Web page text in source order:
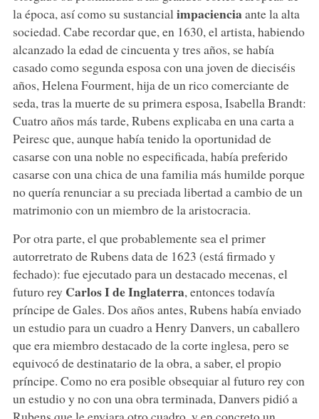
la época, así como su sustancial impacienciaante la alta
sociedad. Cabe recordar que, en 1630, el artista, habiendo
alcanzado la edad de cincuenta y tres años, se había
casado como segunda esposa con una joven de dieciséis
años, Helena Fourment, hija de un rico comerciante de
seda, tras la muerte de su primera esposa, Isabella Brandt:
Cuatro años más tarde, Rubens explicaba en una carta a
Peiresc que, aunque había tenido la oportunidad de
casarse con una noble no especificada, había preferido
casarse con una chica de una familia más humilde porque
no quería renunciar a su preciada libertad a cambio de un
matrimonio con un miembro de la aristocracia.
Por otra parte, el que probablemente sea el primer
autorretrato de Rubens data de 1623 (está firmado y
fechado): fue ejecutado para un destacado mecenas, el
futuro rey Carlos I de Inglaterra, entonces todavía
príncipe de Gales. Dos años antes, Rubens había enviado
un estudio para un cuadro a Henry Danvers, un caballero
que era miembro destacado de la corte inglesa, pero se
equivocó de destinatario de la obra, a saber, el propio
príncipe. Como no era posible obsequiar al futuro rey con
un estudio y no con una obra terminada, Danvers pidió a